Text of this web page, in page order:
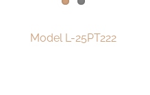
Model L-25PT222